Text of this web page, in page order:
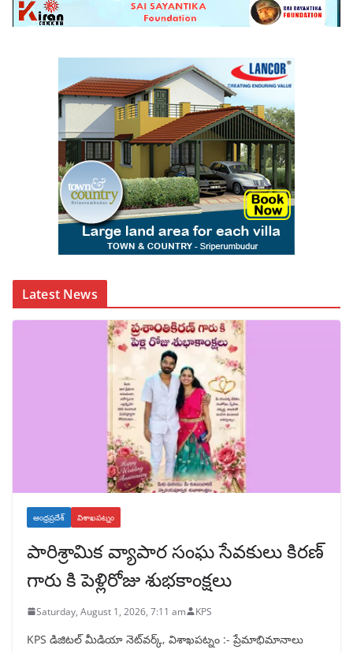
Latest News
ఆంధ్రప్రదేశ్ విశాఖపట్నం
పారిశ్రామిక వ్యాపార సంఘ సేవకులు కిరణ్
గారు కి పెళ్లిరోజు శుభకాంక్షలు
Saturday, August 1, 2026, 7:11 am KPS
KPS డిజిటల్ మీడియా నెట్‌వర్క్, విశాఖపట్నం :- ప్రేమాభిమానాలు